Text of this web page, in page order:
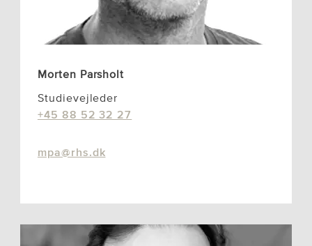
Morten Parsholt
Studievejleder
+45 88 52 32 27
mpa@rhs.dk